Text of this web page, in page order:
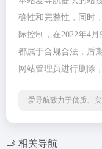
确性和完整性，同时
际控制，在2022年4
都属于合规合法，后
网站管理员进行删除
爱导航致力于优质、
相关导航